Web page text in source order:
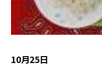
10月25日